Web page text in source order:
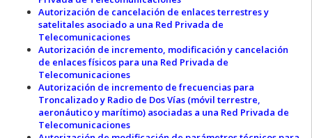
Autorización de cancelación de enlaces terrestres y
satelitales asociado a una Red Privada de
Telecomunicaciones
Autorización de incremento, modificación y cancelación
de enlaces físicos para una Red Privada de
Telecomunicaciones
Autorización de incremento de frecuencias para
Troncalizado y Radio de Dos Vías (móvil terrestre,
aeronáutico y marítimo) asociadas a una Red Privada de
Telecomunicaciones